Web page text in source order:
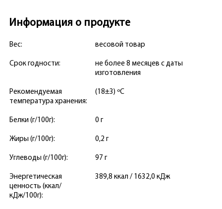
Информация о продукте
Вес: весовой товар
Срок годности:
не более 8 месяцев с даты
изготовления
Рекомендуемая
температура хранения:
(18±3) ºС
Белки (г/100г): 0 г
Жиры (г/100г): 0,2 г
Углеводы (г/100г): 97 г
Энергетическая
ценность (ккал/
кДж/100г):
389,8 ккал / 1632,0 кДж